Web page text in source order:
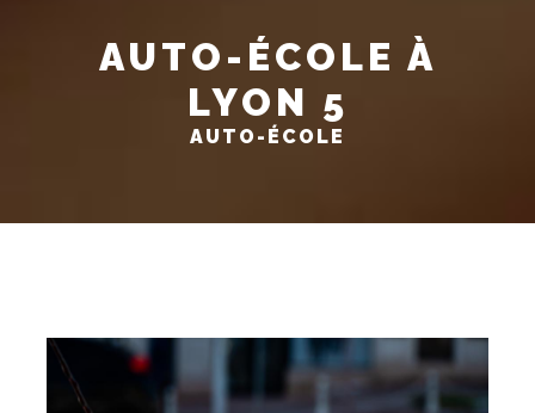
AUTO-ÉCOLE À
LYON 5
AUTO-ÉCOLE